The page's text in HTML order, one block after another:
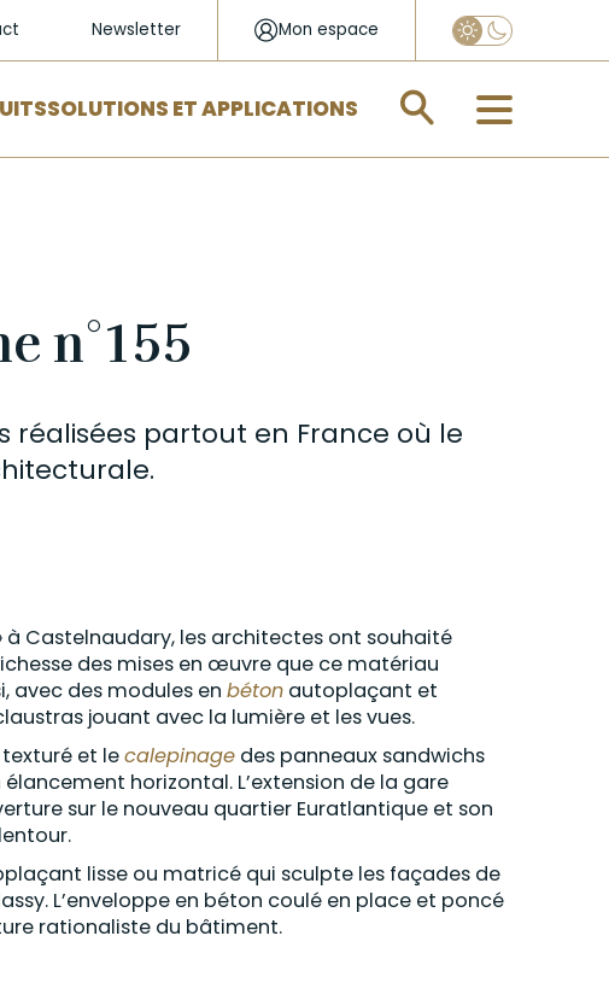
Newsletter Mon espace
Appliquer
SOLUTIONS ET APPLICATIONS
n°155
réalisées partout en France où le
Castelnaudary, les architectes ont souhaité
des mises en œuvre que ce matériau
avec des modules en béton autoplaçant et
jouant avec la lumière et les vues.
texturé et lecalepinage des panneaux sandwichs
horizontal. L’extension de la gare
sur le nouveau quartier Euratlantique et son
lisse ou matricé qui sculpte les façades de
L’enveloppe en béton coulé en place et poncé
rationaliste du bâtiment.